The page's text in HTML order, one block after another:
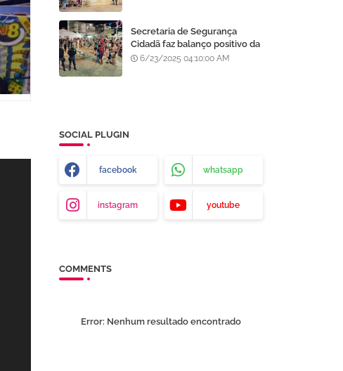
Secretaria de Segurança
Cidadã faz balanço positivo da
atuação da GCM de Juazeiro
6/23/2025 04:10:00 AM
SOCIAL PLUGIN
facebook whatsapp
instagram youtube
COMMENTS
Error: Nenhum resultado encontrado